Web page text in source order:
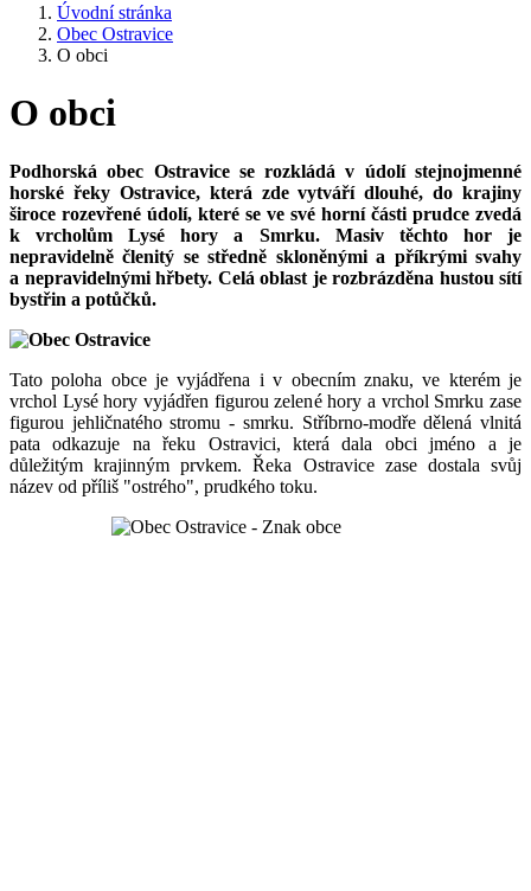
Úvodní stránka
Obec Ostravice
O obci
O obci
Podhorská obec Ostravice se rozkládá v údolí stejnojmenné
horské řeky Ostravice, která zde vytváří dlouhé, do krajiny
široce rozevřené údolí, které se ve své horní části prudce zvedá
k vrcholům Lysé hory a Smrku. Masiv těchto hor je
nepravidelně členitý se středně skloněnými a příkrými svahy
a nepravidelnými hřbety. Celá oblast je rozbrázděna hustou sítí
bystřin a potůčků.
Tato poloha obce je vyjádřena i v obecním znaku, ve kterém je
vrchol Lysé hory vyjádřen figurou zelené hory a vrchol Smrku zase
figurou jehličnatého stromu - smrku. Stříbrno-modře dělená vlnitá
pata odkazuje na řeku Ostravici, která dala obci jméno a je
důležitým krajinným prvkem. Řeka Ostravice zase dostala svůj
název od příliš "ostrého", prudkého toku.